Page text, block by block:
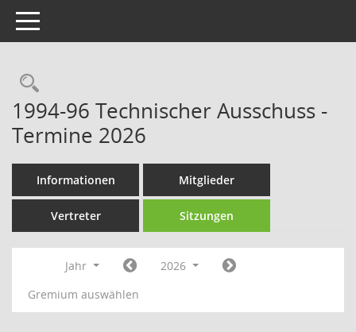
Toggle navigation
Rechercheauswahl
1994-96 Technischer Ausschuss -
Termine 2026
Informationen Mitglieder
Vertreter Sitzungen
Jahr
2026
Gremium auswählen